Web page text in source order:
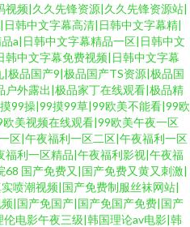
频|久久先锋资源|久久先锋资源站|
日韩中文字幕高清|日韩中文字幕精|
a|日韩中文字幕精品一区|日韩中文
中文字幕免费视频|日韩中文字幕
极品国产9|极品国产TS资源|极品国
外露出|极品家丁在线观看|极品精
99操|99摸99草|99欧美不能看|99欧
美视频在线观看|99欧美午夜一区
区|午夜福利一区二区|午夜福利一区
福利一区精品|午夜福利影视|午夜福
68 国产免费又|国产免费又黄又刺激|
喷潮视频|国产免费制服丝袜网站|
|国产免国产|国产免国产免费|国产
电影午夜三级|韩国理论av电影|韩